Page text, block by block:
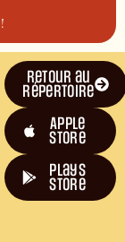
Retour au
répertoire
Apple
Store
plays
store